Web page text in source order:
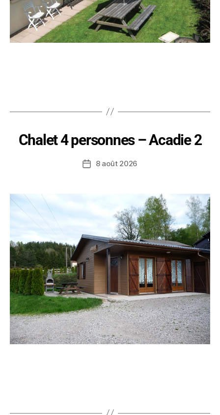
Chalet 4 personnes – Acadie 2
8 août 2026